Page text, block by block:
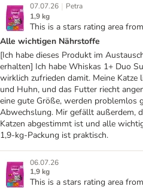
07.07.26 | Petra
1,9 kg
This is a stars rating area
Alle wichtigen Nährstoffe
[Ich habe dieses Produkt im
erhalten] Ich habe Whiskas 1+ Duo
wirklich zufrieden damit. Meine Katze
und Huhn, und das Futter riecht
eine gute Größe, werden problemlos
Abwechslung. Mir gefällt außerdem,
Katzen abgestimmt ist und alle
1,9‑kg‑Packung ist praktisch.
06.07.26
1,9 kg
This is a stars rating area